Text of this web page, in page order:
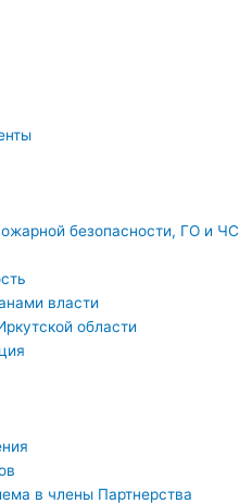
безопасности, ГО и ЧС
власти
области
в члены Партнерства